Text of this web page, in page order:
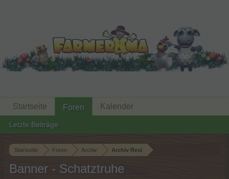
Startseite Foren Archiv Archiv Rest
Banner - Schatztruhe
Startseite Foren
Letzte Beiträge
Kalender